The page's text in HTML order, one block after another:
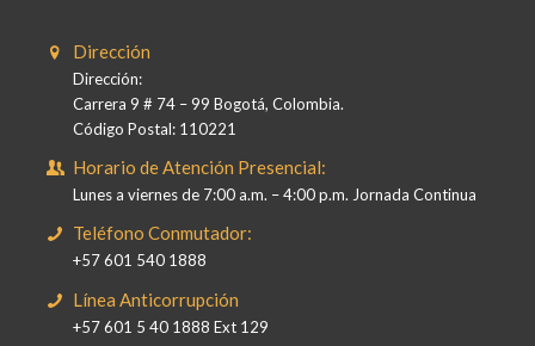
Dirección
Dirección:
Carrera 9 # 74 – 99 Bogotá, Colombia.
Código Postal: 110221
Horario de Atención Presencial:
Lunes a viernes de 7:00 a.m. – 4:00 p.m. Jornada Continua
Teléfono Conmutador:
+57 601 540 1888
Línea Anticorrupción
+57 601 5 40 1888 Ext 129